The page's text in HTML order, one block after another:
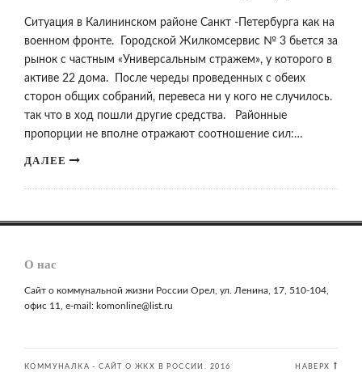
Ситуация в Калининском районе Санкт -Петербурга как на
военном фронте. Городской Жилкомсервис № 3 бьется за
рынок с частным «Универсальным стражем», у которого в
активе 22 дома. После череды проведенных с обеих
сторон общих собраний, перевеса ни у кого не случилось.
так что в ход пошли другие средства. Районные
пропорции не вполне отражают соотношение сил:…
ДАЛЕЕ
О нас
Сайт о коммунальной жизни России Орел, ул. Ленина, 17, 510-104,
офис 11, e-mail: komonline@list.ru
КОММУНАЛКА - САЙТ О ЖКХ В РОССИИ. 2016 НАВЕРХ